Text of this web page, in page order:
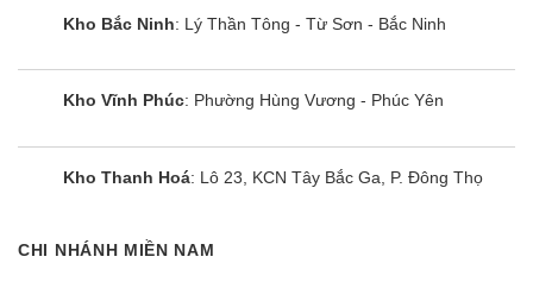
Kho Bắc Ninh: Lý Thần Tông - Từ Sơn - Bắc Ninh
Kho Vĩnh Phúc: Phường Hùng Vương - Phúc Yên
Kho Thanh Hoá: Lô 23, KCN Tây Bắc Ga, P. Đông Thọ
CHI NHÁNH MIỀN NAM